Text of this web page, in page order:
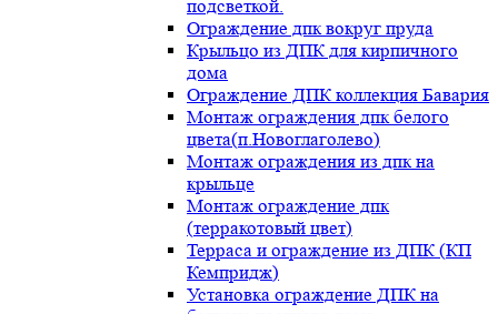
подсветкой.
Ограждение дпк вокруг пруда
Крыльцо из ДПК для кирпичного
дома
Ограждение ДПК коллекция Бавария
Монтаж ограждения дпк белого
цвета(п.Новоглаголево)
Монтаж ограждения из дпк на
крыльце
Монтаж ограждение дпк
(терракотовый цвет)
Терраса и ограждение из ДПК (КП
Кемпридж)
Установка ограждение ДПК на